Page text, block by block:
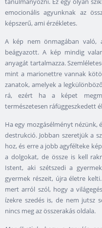
emocionális agyunknak az
képszerű, ami érzékletes.
A kép nem önmagában való,
beágyazott. A kép mindig
anyagát tartalmazza.
mint a marionettre vannak
zanatok, amelyek a
rá, ezért ha a képet
természetesen ráfüggeszkedett
Ha egy mozgásélményt nézünk,
destrukció. Jobban szeretjük a
hoz, és erre a jobb agyfélteke
a dolgokat, de össze is kell
Istent, aki szétszedi a
gyermek részeit, újra életre
mert arról szól, hogy a
ízekre szedés is, de nem jutsz
nincs meg az összerakás oldala.